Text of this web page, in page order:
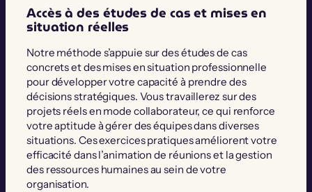
Accès à des études de cas et mises en
situation réelles
Notre méthode s’appuie sur des études de cas
concrets et des mises en situation professionnelle
pour développer votre capacité à prendre des
décisions stratégiques. Vous travaillerez sur des
projets réels en mode collaborateur, ce qui renforce
votre aptitude à gérer des équipes dans diverses
situations. Ces exercices pratiques améliorent votre
efficacité dans l’animation de réunions et la gestion
des ressources humaines au sein de votre
organisation.